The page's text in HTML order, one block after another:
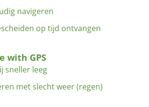
navigeren
op tijd ontvangen
with GPS
sneller leeg
met slecht weer (regen)